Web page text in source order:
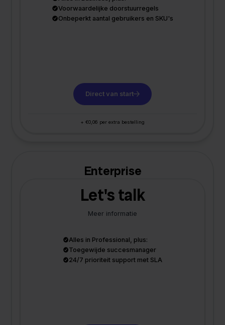
Voorwaardelijke doorstuurregels
Onbeperkt aantal gebruikers en SKU's
Direct van start
+ €0,06 per extra bestelling
Enterprise
Let's talk
Meer informatie
Alles in Professional, plus:
Toegewijde succesmanager
24/7 prioriteit support met SLA